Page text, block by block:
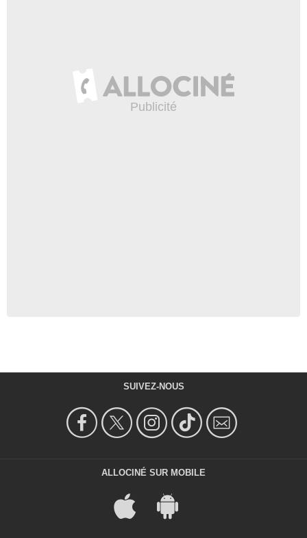
SUIVEZ-NOUS
ALLOCINÉ SUR MOBILE